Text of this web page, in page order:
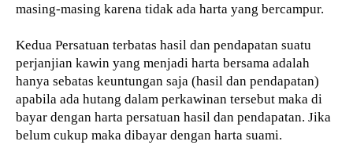
masing-masing karena tidak ada harta yang bercampur.
Kedua Persatuan terbatas hasil dan pendapatan suatu
perjanjian kawin yang menjadi harta bersama adalah
hanya sebatas keuntungan saja (hasil dan pendapatan)
apabila ada hutang dalam perkawinan tersebut maka di
bayar dengan harta persatuan hasil dan pendapatan. Jika
belum cukup maka dibayar dengan harta suami.